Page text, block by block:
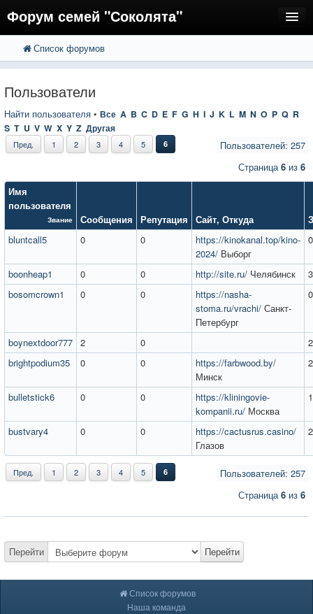
Форум семей "Соколята"
FAQ
Вход
Список форумов
Пользователи
Найти пользователя • Все A B C D E F G H I J K L M N O P Q R
S T U V W X Y Z Другая
Пользователей: 257
Пред. 1 2 3 4 5 6
Страница6 из 6
Имя
пользователя
Звание Сообщения Репутация Сайт, Откуда
bluntcall5
0 0
https://kinokanal.top/kino-
2024/ Выборг
boonheap1 0 0 http://site.ru/ Челябинск
bosomcrown1
0 0
https://nasha-
stoma.ru/vrachi/ Санкт-
Петербург
boynextdoor777 2 0
brightpodium35
0 0
https://farbwood.by/
Минск
bulletstick6 0 0
https://kliningovie-
kompanii.ru/ Москва
bustvary4 0 0
https://cactusrus.casino/
Глазов
Пользователей: 257
Пред. 1 2 3 4 5 6
Страница6 из 6
Перейти Перейти
Список форумов
Наша команда